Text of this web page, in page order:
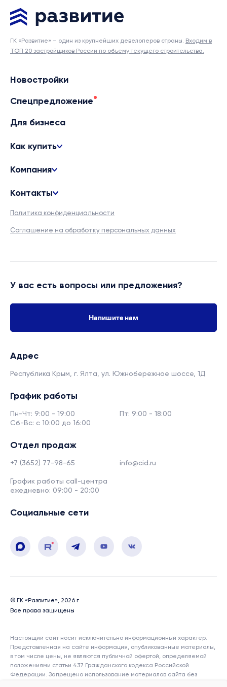
ГК «Развитие» – один из крупнейших девелоперов страны. Входим в
ТОП 20 застройщиков России по объему текущего строительства.
Новостройки
Спецпредложение
Для бизнеса
Как купить
Компания
Контакты
Политика конфиденциальности
Соглашение на обработку персональных данных
У вас есть вопросы или предложения?
Напишите нам
Адрес
Республика Крым, г. Ялта, ул. Южнобережное шоссе, 1Д
График работы
Пн-Чт: 9:00 - 19:00
Пт: 9:00 - 18:00
Сб-Вс: с 10:00 до 16:00
Отдел продаж
+7 (3652) 77-98-65 info@cid.ru
График работы call-центра
ежедневно: 09:00 - 20:00
Социальные сети
© ГК «Развитие», 2026 г
Все права защищены
Настоящий сайт носит исключительно информационный характер.
Представленная на сайте информация, опубликованные материалы,
в том числе цены, не являются публичной офертой, определяемой
положениями статьи 437 Гражданского кодекса Российской
Федерации. Запрещено использование материалов сайта без